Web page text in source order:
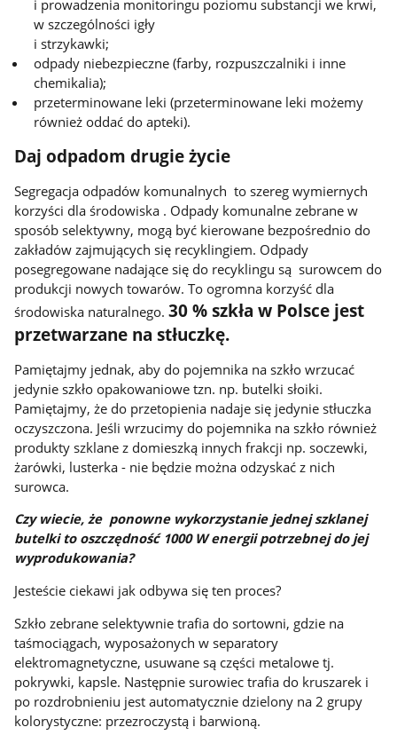
i prowadzenia monitoringu poziomu substancji we krwi,
w szczególności igły
i strzykawki;
odpady niebezpieczne (farby, rozpuszczalniki i inne
chemikalia);
przeterminowane leki (przeterminowane leki możemy
również oddać do apteki).
Daj odpadom drugie życie
Segregacja odpadów komunalnych to szereg wymiernych
korzyści dla środowiska . Odpady komunalne zebrane w
sposób selektywny, mogą być kierowane bezpośrednio do
zakładów zajmujących się recyklingiem. Odpady
posegregowane nadające się do recyklingu są surowcem do
produkcji nowych towarów. To ogromna korzyść dla
środowiska naturalnego.30 % szkła w Polsce jest
przetwarzane na stłuczkę.
Pamiętajmy jednak, aby do pojemnika na szkło wrzucać
jedynie szkło opakowaniowe tzn. np. butelki słoiki.
Pamiętajmy, że do przetopienia nadaje się jedynie stłuczka
oczyszczona. Jeśli wrzucimy do pojemnika na szkło również
produkty szklane z domieszką innych frakcji np. soczewki,
żarówki, lusterka - nie będzie można odzyskać z nich
surowca.
Czy wiecie, że ponowne wykorzystanie jednej szklanej
butelki to oszczędność 1000 W energii potrzebnej do jej
wyprodukowania?
Jesteście ciekawi jak odbywa się ten proces?
Szkło zebrane selektywnie trafia do sortowni, gdzie na
taśmociągach, wyposażonych w separatory
elektromagnetyczne, usuwane są części metalowe tj.
pokrywki, kapsle. Następnie surowiec trafia do kruszarek i
po rozdrobnieniu jest automatycznie dzielony na 2 grupy
kolorystyczne: przezroczystą i barwioną.